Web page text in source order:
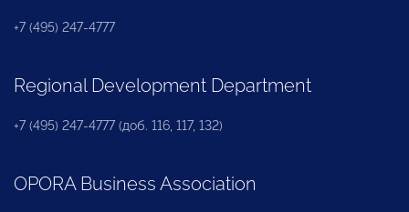
+7 (495) 247-4777
Regional Development Department
+7 (495) 247-4777 (доб. 116, 117, 132)
OPORA Business Association